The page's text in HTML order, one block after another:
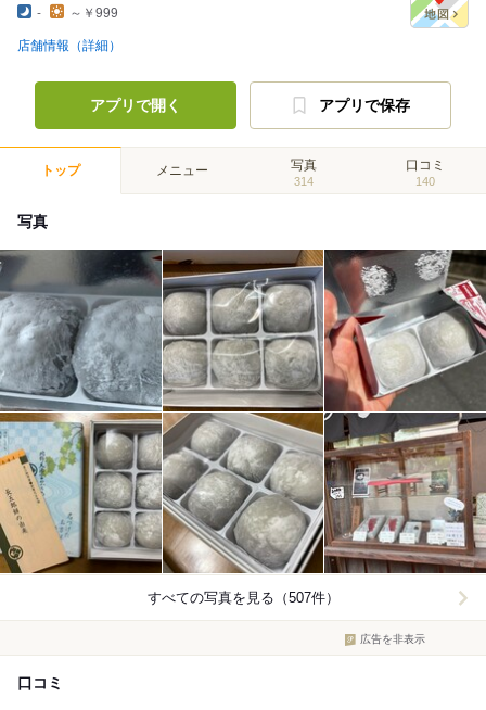
- ～￥999
店舗情報（詳細）
アプリで開く アプリで保存
トップ メニュー 写真
314
口コミ
140
写真
すべての写真を見る（507件）
広告を非表示
口コミ